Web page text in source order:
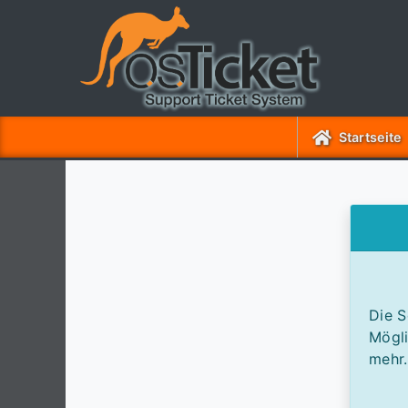
Startseite
Die
mehr.